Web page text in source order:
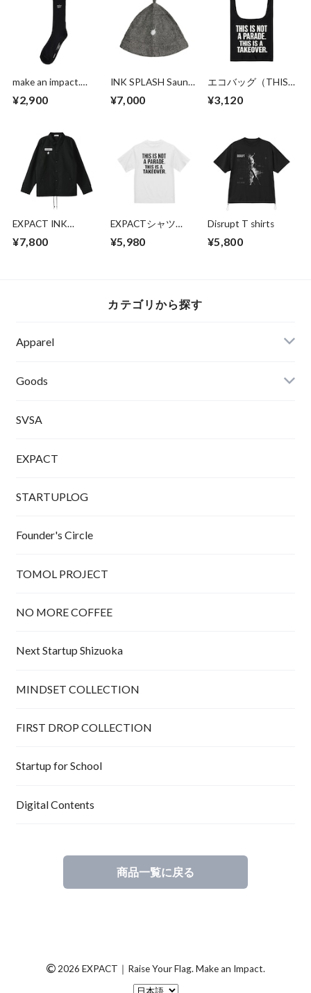
make an impact.
¥2,900
INK SPLASH Sauna
¥7,000
エコバッグ（THIS
THIS IS A
¥3,120
EXPACT INK
SPLASH コーチジャ
ケット
¥7,800
EXPACTシャツ
（THIS IS NOT A
PARADE. THIS IS A
¥5,980
Disrupt T shirts
¥5,800
カテゴリから探す
Apparel
Tシャツ
Goods
SVSA
EXPACT
STARTUPLOG
Founder's Circle
TOMOL PROJECT
NO MORE COFFEE
Next Startup Shizuoka
MINDSET COLLECTION
FIRST DROP COLLECTION
Startup for School
Digital Contents
商品一覧に戻る
© 2026 EXPACT｜Raise Your Flag. Make an Impact.